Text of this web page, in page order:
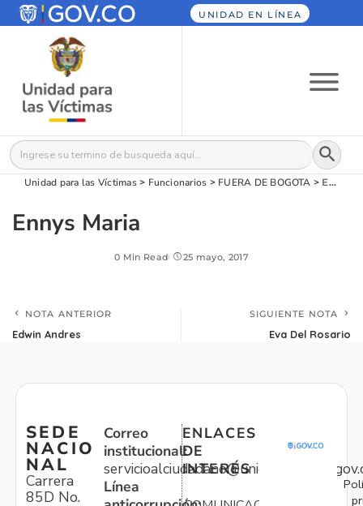
UNIDAD EN LÍNEA
Buscar: Botón
Unidad para las Víctimas> Funcionarios > FUERA DE BOGOTA > Ennys Maria
Ennys Maria
0 Min Read 25 mayo, 2017
NOTA ANTERIOR
Edwin Andres
SIGUIENTE NOTA
Eva Del Rosario
SEDE
NACIO
NAL
Carrera
85D No.
Correo
institucional:
Línea
ENLACES
DE
INTERÉS